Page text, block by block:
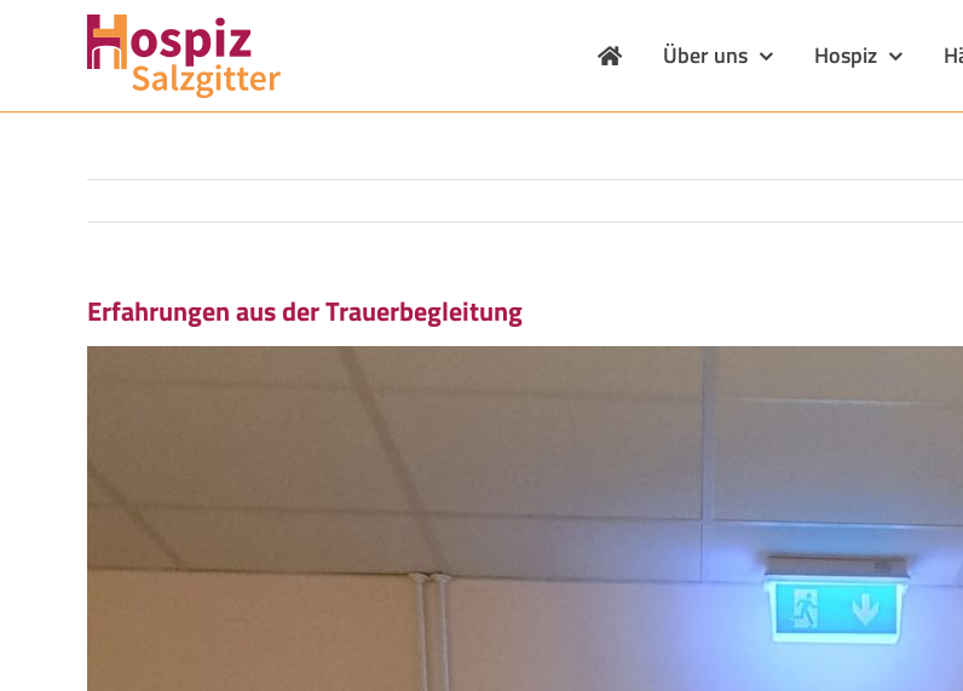
Über uns Hospiz
Erfahrungen aus der Trauerbegleitung